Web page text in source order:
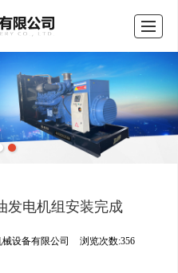
荣誉证书 留言反馈 联系我们
发电机组安装完成
设备有限公司 浏览次数:356